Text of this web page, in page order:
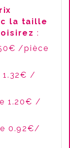
la taille
:
/pièce
1.32€ /
1.20€ /
0.92€/